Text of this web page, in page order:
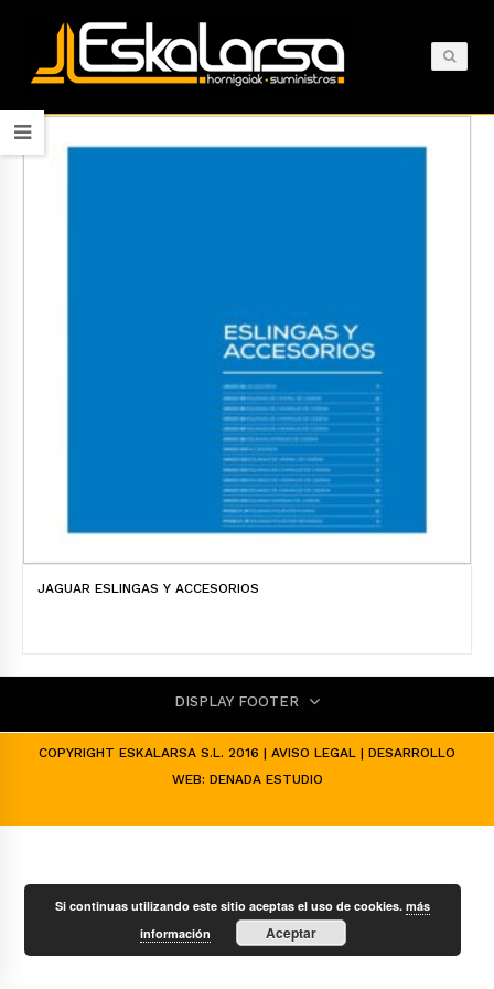
JAGUAR ESLINGAS Y ACCESORIOS
DISPLAY FOOTER
COPYRIGHT ESKALARSA S.L. 2016 | AVISO LEGAL | DESARROLLO
WEB: DENADA ESTUDIO
Si continuas utilizando este sitio aceptas el uso de cookies.más
información
Aceptar